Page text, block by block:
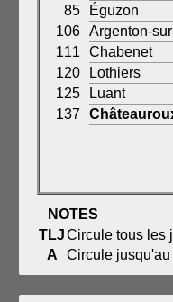
85
Éguzon
106 Argenton-
111
Chabenet
120
Lothiers
125
Luant
137
NOTES
TLJCircule tous les
A
Circule jusqu'au